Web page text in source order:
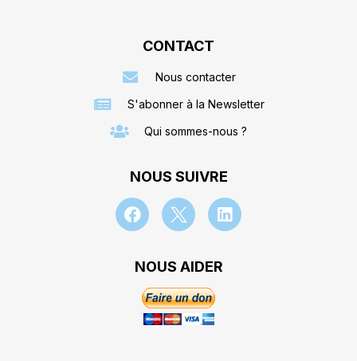
CONTACT
Nous contacter
S'abonner à la Newsletter
Qui sommes-nous ?
NOUS SUIVRE
NOUS AIDER